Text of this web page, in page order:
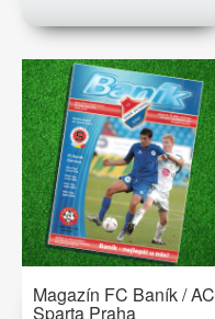
Magazín FC Baník / AC
Sparta Praha